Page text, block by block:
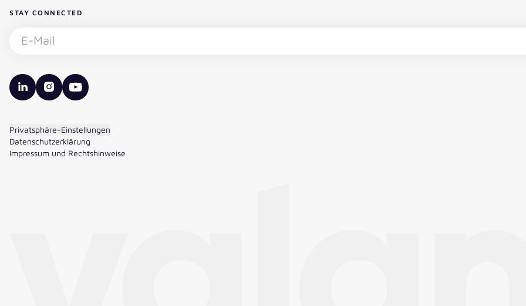
STAY CONNECTED
Newsletter abonnieren - E-Mail
valantic LinkedIn
valantic Instagram
valantic YouTube
Privatsphäre-Einstellungen
Datenschutzerklärung
Impressum und Rechtshinweise